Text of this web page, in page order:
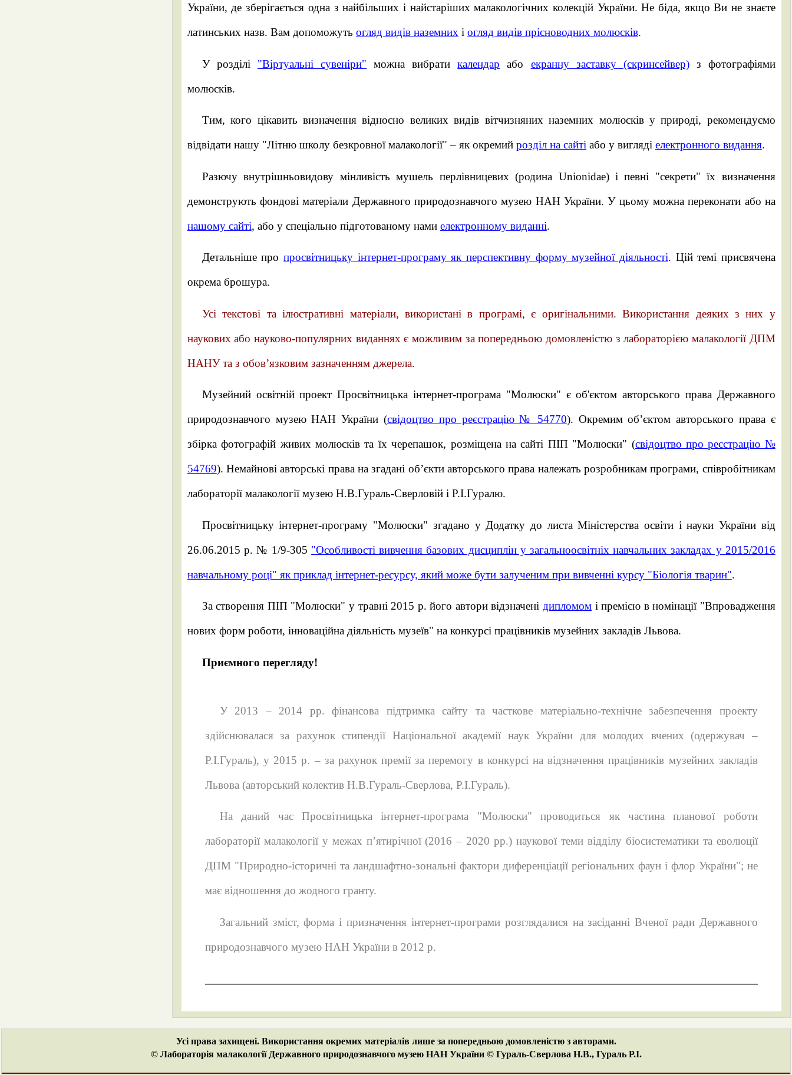
України, де зберігається одна з найбільших і найстаріших малакологічних колекцій України. Не біда, якщо Ви не знаєте
латинських назв. Вам допоможуть огляд видів наземних і огляд видів прісноводних молюсків.
У розділі "Віртуальні сувеніри" можна вибратикалендар або екранну заставку (скринсейвер)з фотографіями
молюсків.
Тим, кого цікавить визначення відносно великих видів вітчизняних наземних молюсків у природі, рекомендуємо
відвідати нашу "Літню школу безкровної малакології" – як окремий розділ на сайті або у вигляді електронного видання.
Разючу внутрішньовидову мінливість мушель перлівницевих (родина Unionidae) і певні "секрети" їх визначення
демонструють фондові матеріали Державного природознавчого музею НАН України. У цьому можна переконати або на
нашому сайті, або у спеціально підготованому нами електронному виданні.
Детальніше пропросвітницьку інтернет-програму як перспективну форму музейної діяльності. Цій темі присвячена
окрема брошура.
Усі текстові та ілюстративні матеріали, використані в програмі, є оригінальними. Використання деяких з них у
наукових або науково-популярних виданнях є можливим за попередньою домовленістю з лабораторією малакології ДПМ
НАНУ та з обов’язковим зазначенням джерела.
Музейний освітній проект Просвітницька інтернет-програма "Молюски" є об'єктом авторського права Державного
природознавчого музею НАН України (свідоцтво про реєстрацію № 54770). Окремим об’єктом авторського права є
збірка фотографій живих молюсків та їх черепашок, розміщена на сайті ПІП "Молюски" (свідоцтво про реєстрацію №
54769). Немайнові авторські права на згадані об’єкти авторського права належать розробникам програми, співробітникам
лабораторії малакології музею Н.В.Гураль-Сверловій і Р.І.Гуралю.
Просвітницьку інтернет-програму "Молюски" згадано у Додатку до листа Міністерства освіти і науки України від
26.06.2015 р. № 1/9-305 "Особливості вивчення базових дисциплін у загальноосвітніх навчальних закладах у 2015/2016
навчальному році" як приклад інтернет-ресурсу, який може бути залученим при вивченні курсу "Біологія тварин".
За створення ПІП "Молюски" у травні 2015 р. його автори відзначені дипломом і премією в номінації "Впровадження
нових форм роботи, інноваційна діяльність музеїв" на конкурсі працівників музейних закладів Львова.
Приємного перегляду!
У 2013 – 2014 рр. фінансова підтримка сайту та часткове матеріально-технічне забезпечення проекту
здійснювалася за рахунок стипендії Національної академії наук України для молодих вчених (одержувач –
Р.І.Гураль), у 2015 р. – за рахунок премії за перемогу в конкурсі на відзначення працівників музейних закладів
Львова (авторський колектив Н.В.Гураль-Сверлова, Р.І.Гураль).
На даний час Просвітницька інтернет-програма "Молюски" проводиться як частина планової роботи
лабораторії малакології у межах п’ятирічної (2016 – 2020 рр.) наукової теми відділу біосистематики та еволюції
ДПМ "Природно-історичні та ландшафтно-зональні фактори диференціації регіональних фаун і флор України"; не
має відношення до жодного гранту.
Загальний зміст, форма і призначення інтернет-програми розглядалися на засіданні Вченої ради Державного
природознавчого музею НАН України в 2012 р.
Усі права захищені. Використання окремих матеріалів лише за попередньою домовленістю з авторами.
© Лабораторія малакології Державного природознавчого музею НАН України © Гураль-Сверлова Н.В., Гураль Р.І.